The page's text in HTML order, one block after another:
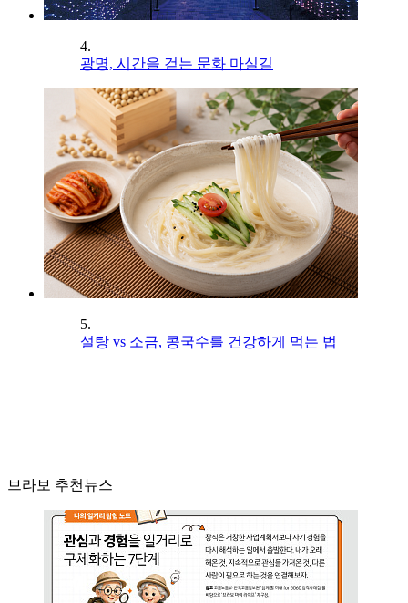
4.
광명, 시간을 걷는 문화 마실길
5.
설탕 vs 소금, 콩국수를 건강하게 먹는 법
브라보 추천뉴스